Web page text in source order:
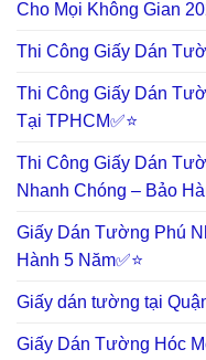
Cho Mọi Không Gian
Thi Công Giấy Dán
Thi Công Giấy Dán
Tại TPHCM✅⭐
Thi Công Giấy Dán
Nhanh Chóng – Bảo
Giấy Dán Tường Phú
Hành 5 Năm✅⭐
Giấy dán tường tại
Giấy Dán Tường Hóc